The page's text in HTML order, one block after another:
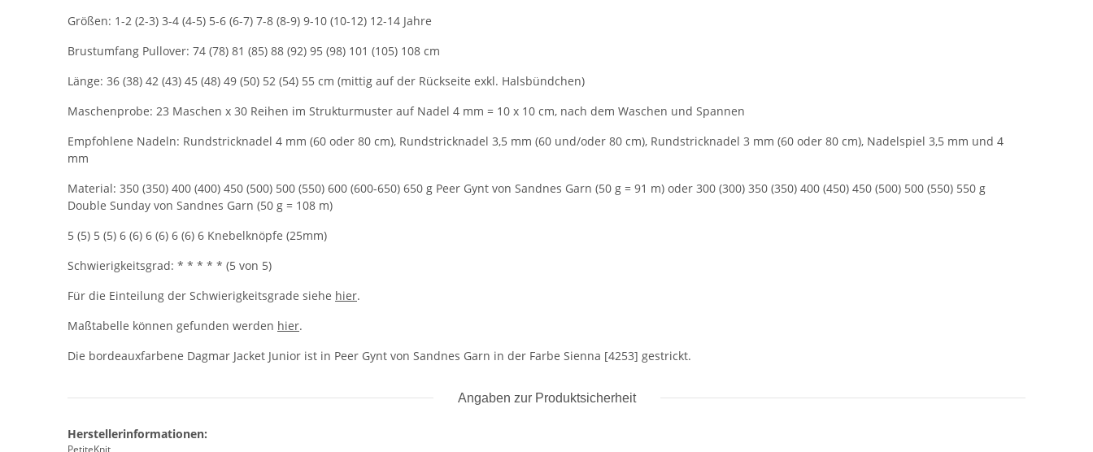
Größen: 1-2 (2-3) 3-4 (4-5) 5-6 (6-7) 7-8 (8-9) 9-10 (10-12) 12-14 Jahre
Brustumfang Pullover: 74 (78) 81 (85) 88 (92) 95 (98) 101 (105) 108 cm
Länge: 36 (38) 42 (43) 45 (48) 49 (50) 52 (54) 55 cm (mittig auf der Rückseite exkl. Halsbündchen)
Maschenprobe: 23 Maschen x 30 Reihen im Strukturmuster auf Nadel 4 mm = 10 x 10 cm, nach dem Waschen und Spannen
Empfohlene Nadeln: Rundstricknadel 4 mm (60 oder 80 cm), Rundstricknadel 3,5 mm (60 und/oder 80 cm), Rundstricknadel 3 mm (60 oder 80 cm), Nadelspiel 3,5 mm und 4
mm
Material: 350 (350) 400 (400) 450 (500) 500 (550) 600 (600-650) 650 g Peer Gynt von Sandnes Garn (50 g = 91 m) oder 300 (300) 350 (350) 400 (450) 450 (500) 500 (550) 550 g
Double Sunday von Sandnes Garn (50 g = 108 m)
5 (5) 5 (5) 6 (6) 6 (6) 6 (6) 6 Knebelknöpfe (25mm)
Schwierigkeitsgrad: * * * * * (5 von 5)
Für die Einteilung der Schwierigkeitsgrade siehe hier.
Maßtabelle können gefunden werden hier.
Die bordeauxfarbene Dagmar Jacket Junior ist in Peer Gynt von Sandnes Garn in der Farbe Sienna [4253] gestrickt.
Angaben zur Produktsicherheit
Herstellerinformationen:
PetiteKnit